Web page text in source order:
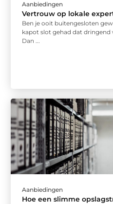
Aanbiedingen
Vertrouw op lokale
Ben je ooit buitengesloten
kapot slot gehad dat
Dan ...
Aanbiedingen
Hoe een slimme